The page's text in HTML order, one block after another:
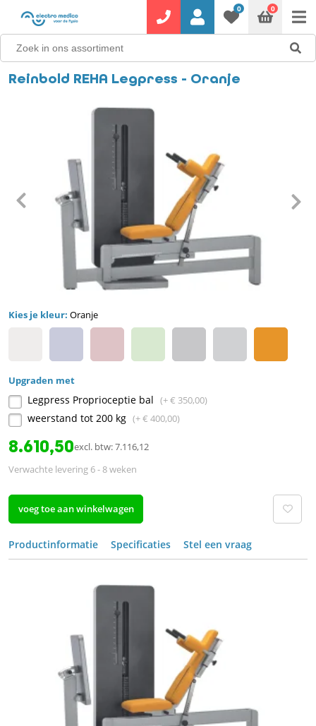
0 0
Reinbold REHA Legpress - Oranje
Kies je kleur: Oranje
Upgraden met
Legpress Proprioceptie bal (+ € 350,00)
weerstand tot 200 kg (+ € 400,00)
8.610,50excl. btw: 7.116,12
Verwachte levering 6 - 8 weken
voeg toe aan winkelwagen
Productinformatie Specificaties Stel een vraag